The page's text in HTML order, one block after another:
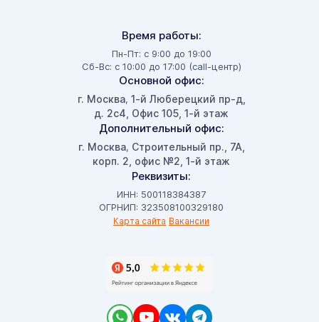
Время работы:
Пн-Пт: с 9:00 до 19:00
Сб-Вс: с 10:00 до 17:00 (call-центр)
Основной офис:
г. Москва, 1-й Люберецкий пр-д,
д. 2с4, Офис 105, 1-й этаж
Дополнительный офис:
г. Москва, Строительный пр., 7А,
корп. 2, офис №2, 1-й этаж
Реквизиты:
ИНН: 500118384387
ОГРНИП: 323508100329180
Карта сайта Вакансии